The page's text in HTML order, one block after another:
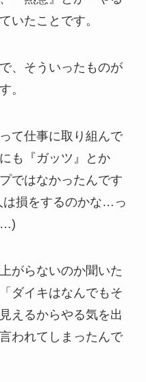
いたことです。
、そういったものが
。
て仕事に取り組んで
も『ガッツ』とか
ではなかったんです
は損をするのかな…っ
…)
がらないのか聞いた
ダイキはなんでもそ
えるからやる気を出
われてしまったんで